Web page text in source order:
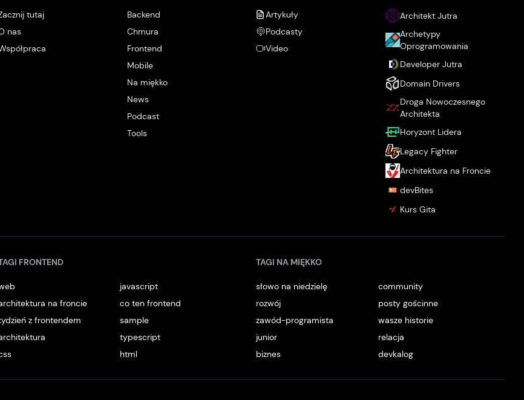
tutaj
nas
Backend
Chmura
Frontend
Mobile
Na miękko
News
Podcast
Tools
Artykuły
Podcasty
Video
Architekt Jutra
Archetypy
Oprogramowania
Developer Jutra
Domain Drivers
Droga Nowoczesnego
Architekta
Horyzont Lidera
Legacy Fighter
Architektura na Froncie
devBites
Kurs Gita
FRONTEND
javascript
na froncie
co ten frontend
z frontendem
sample
typescript
html
TAGI NA MIĘKKO
słowo na niedzielę
community
rozwój
posty gościnne
zawód-programista
wasze historie
junior
relacja
biznes
devkalog